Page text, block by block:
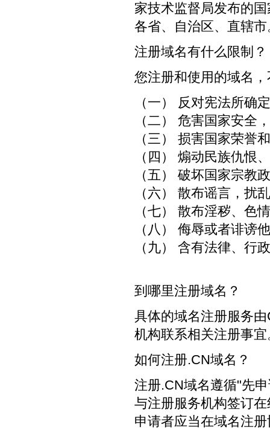
家技术监督局发布的
各省、自治区、直辖
注册域名有什么限制？
您注册和使用的域名
（一） 反对宪法所确
（二） 危害国家安全
（三） 损害国家荣誉
（四） 煽动民族仇恨
（五） 破坏国家宗教
（六） 散布谣言，扰
（七） 散布淫秽、色
（八） 侮辱或者诽谤
（九） 含有法律、行
到哪里注册域名？
具体的域名注册服务
机构联系相关注册事宜
如何注册.CN域名？
注册.CN域名遵循"先
与注册服务机构签订
申请者应当在域名注